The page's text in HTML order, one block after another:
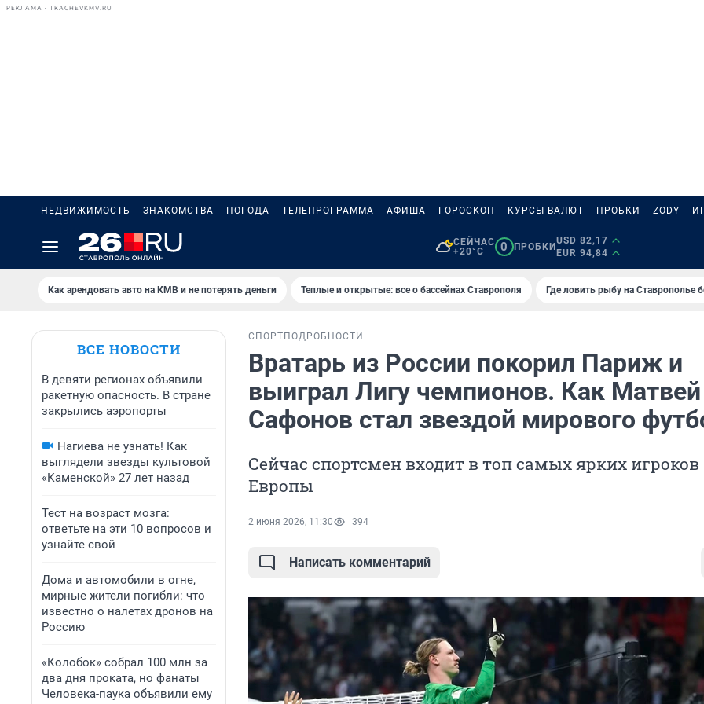
РЕКЛАМА • TKACHEVKMV.RU
НЕДВИЖИМОСТЬ ЗНАКОМСТВА ПОГОДА ТЕЛЕПРОГРАММА АФИША ГОРОСКОП КУРСЫ ВАЛЮТ ПРОБКИ ZODY
СЕЙЧАС
+20°C
0 ПРОБКИ
USD 82,17
EUR 94,84
Как арендовать авто на КМВ и не потерять деньги Теплые и открытые: все о бассейнах Ставрополя Где ловить рыбу на Ставрополье
ВСЕ НОВОСТИ
В девяти регионах объявили
ракетную опасность. В стране
закрылись аэропорты
Нагиева не узнать! Как
выглядели звезды культовой
«Каменской» 27 лет назад
Тест на возраст мозга:
ответьте на эти 10 вопросов и
узнайте свой
Дома и автомобили в огне,
мирные жители погибли: что
известно о налетах дронов на
Россию
«Колобок» собрал 100 млн за
два дня проката, но фанаты
Человека-паука объявили ему
СПОРТ ПОДРОБНОСТИ
Вратарь из России покорил Париж и
выиграл Лигу чемпионов. Как Матвей
Сафонов стал звездой мирового
Сейчас спортсмен входит в топ самых ярких игроков
Европы
2 июня 2026, 11:30 394
Написать комментарий